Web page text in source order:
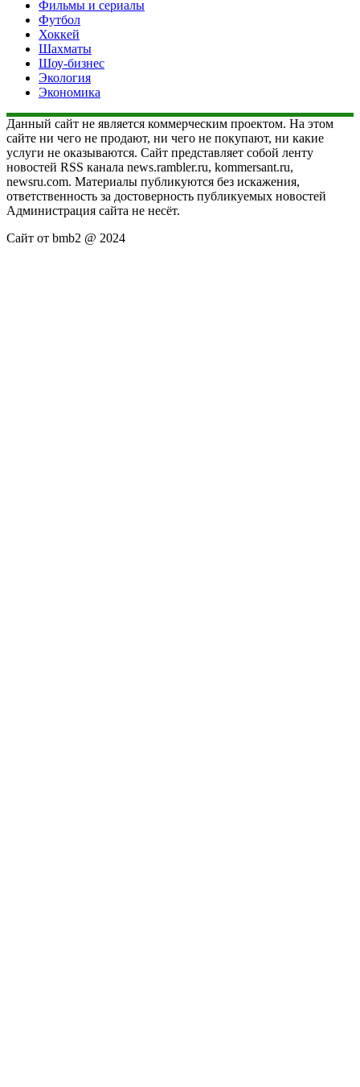
Фильмы и сериалы
Футбол
Хоккей
Шахматы
Шоу-бизнес
Экология
Экономика
Данный сайт не является коммерческим проектом. На этом
сайте ни чего не продают, ни чего не покупают, ни какие
услуги не оказываются. Сайт представляет собой ленту
новостей RSS канала news.rambler.ru, kommersant.ru,
newsru.com. Материалы публикуются без искажения,
ответственность за достоверность публикуемых новостей
Администрация сайта не несёт.
Сайт от bmb2 @ 2024